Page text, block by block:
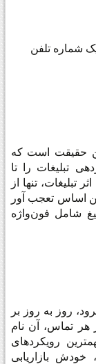
یک شماره تلفن
حقیقت است که
تبلیغات را تا
تبلیغات، تنها از
اساس تعجب آور
50 تبلیغ بزرگ استرالیا، 30 تبلیغ شامل فون‌واژه
روز به روز بر
هر تماس، آن نام
رویکردهای
خودش بازاریابی